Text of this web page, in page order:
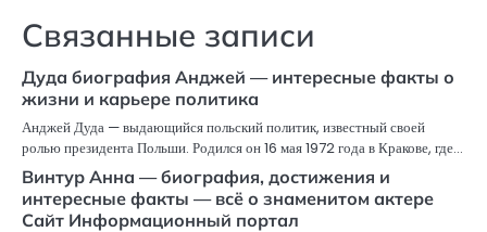
Связанные записи
Дуда биография Анджей — интересные факты о
жизни и карьере политика
Анджей Дуда — выдающийся польский политик, известный своей
ролью президента Польши. Родился он 16 мая 1972 года в Кракове, где…
Винтур Анна — биография, достижения и
интересные факты — всё о знаменитом актере
Сайт Информационный портал